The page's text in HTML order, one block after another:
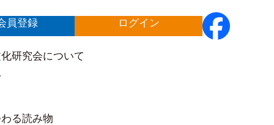
員登録 ログイン
研究会について
る読み物